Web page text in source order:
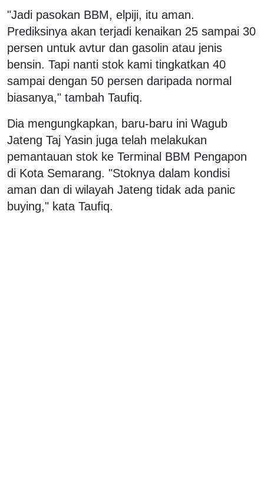
"Jadi pasokan BBM, elpiji, itu aman.
Prediksinya akan terjadi kenaikan 25 sampai 30
persen untuk avtur dan gasolin atau jenis
bensin. Tapi nanti stok kami tingkatkan 40
sampai dengan 50 persen daripada normal
biasanya," tambah Taufiq.
Dia mengungkapkan, baru-baru ini Wagub
Jateng Taj Yasin juga telah melakukan
pemantauan stok ke Terminal BBM Pengapon
di Kota Semarang. "Stoknya dalam kondisi
aman dan di wilayah Jateng tidak ada panic
buying," kata Taufiq.